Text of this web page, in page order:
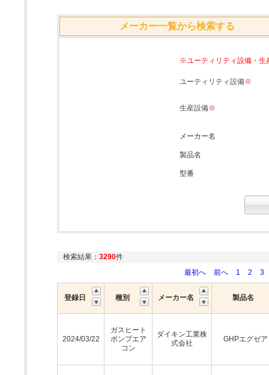
メーカー一覧から検索する
※ユーティリティ設備・生
ユーティリティ設備※
生産設備※
メーカー名
製品名
型番
検索結果： 3290件
最初へ
前へ 1 2 3
登録日 種別 メーカー名 製品名
2024/03/22
ガスヒート
ポンプエア
コン
ダイキン工業株
式会社
GHPエグゼ